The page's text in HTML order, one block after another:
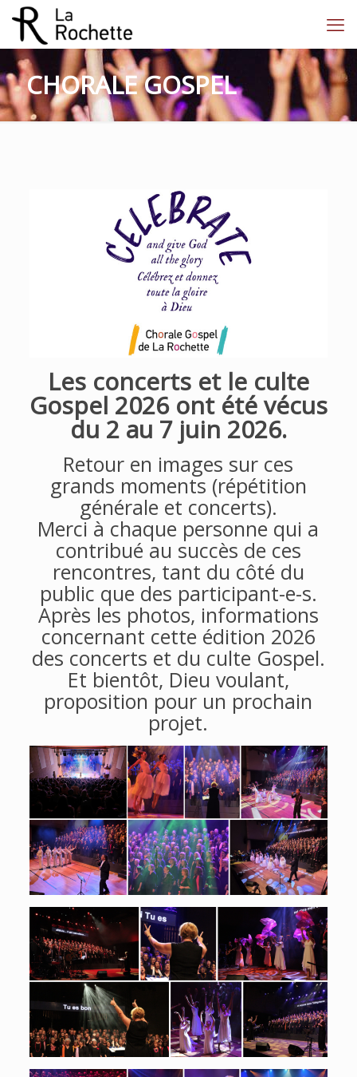
CHORALE GOSPEL
Les concerts et le culte
Gospel 2026 ont été vécus
du 2 au 7 juin 2026.
Retour en images sur ces
grands moments (répétition
générale et concerts).
Merci à chaque personne qui a
contribué au succès de ces
rencontres, tant du côté du
public que des participant-e-s.
Après les photos, informations
concernant cette édition 2026
des concerts et du culte Gospel.
Et bientôt, Dieu voulant,
proposition pour un prochain
projet.